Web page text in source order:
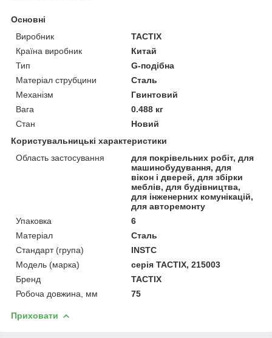
Основні
Виробник
TACTIX
Країна виробник
Китай
Тип
G-подібна
Матеріал струбцини
Сталь
Механізм
Гвинтовий
Вага
0.488 кг
Стан
Новий
Користувальницькі характеристики
Область застосування
для покрівельних робіт, для
машинобудування, для
вікон і дверей, для збірки
меблів, для будівництва,
для інженерних комунікацій,
для авторемонту
Упаковка
6
Матеріал
Сталь
Стандарт (група)
INSTC
Модель (марка)
серія TACTIX, 215003
Бренд
TACTIX
Робоча довжина, мм
75
Приховати